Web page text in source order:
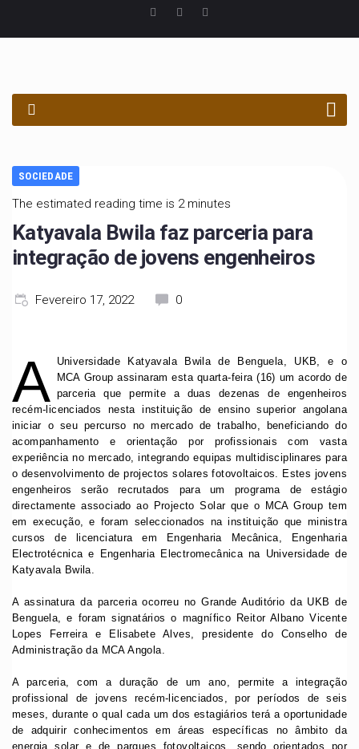
SOCIEDADE
The estimated reading time is 2 minutes
Katyavala Bwila faz parceria para
integração de jovens engenheiros
Fevereiro 17, 2022 0
A
Universidade Katyavala Bwila de Benguela, UKB, e o
MCA Group assinaram esta quarta-feira (16) um acordo de
parceria que permite a duas dezenas de engenheiros
recém-licenciados nesta instituição de ensino superior angolana
iniciar o seu percurso no mercado de trabalho, beneficiando do
acompanhamento e orientação por profissionais com vasta
experiência no mercado, integrando equipas multidisciplinares para
o desenvolvimento de projectos solares fotovoltaicos. Estes jovens
engenheiros serão recrutados para um programa de estágio
directamente associado ao Projecto Solar que o MCA Group tem
em execução, e foram seleccionados na instituição que ministra
cursos de licenciatura em Engenharia Mecânica, Engenharia
Electrotécnica e Engenharia Electromecânica na Universidade de
Katyavala Bwila.
A assinatura da parceria ocorreu no Grande Auditório da UKB de
Benguela, e foram signatários o magnífico Reitor Albano Vicente
Lopes Ferreira e Elisabete Alves, presidente do Conselho de
Administração da MCA Angola.
A parceria, com a duração de um ano, permite a integração
profissional de jovens recém-licenciados, por períodos de seis
meses, durante o qual cada um dos estagiários terá a oportunidade
de adquirir conhecimentos em áreas específicas no âmbito da
energia solar e de parques fotovoltaicos, sendo orientados por